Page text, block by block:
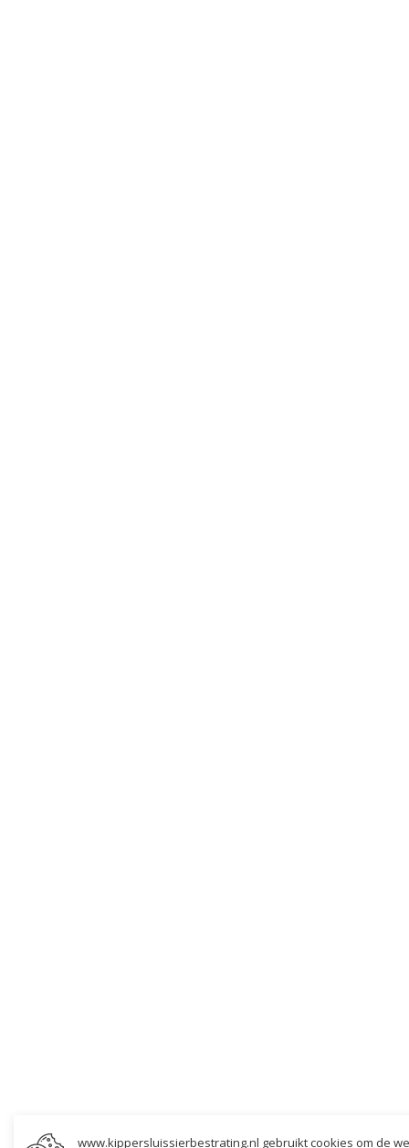
www.kippersluissierbestrating.nl gebruikt cookies om de